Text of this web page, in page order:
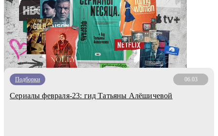
Подборки 06.03
Сериалы февраля-23: гид Татьяны Алёшичевой